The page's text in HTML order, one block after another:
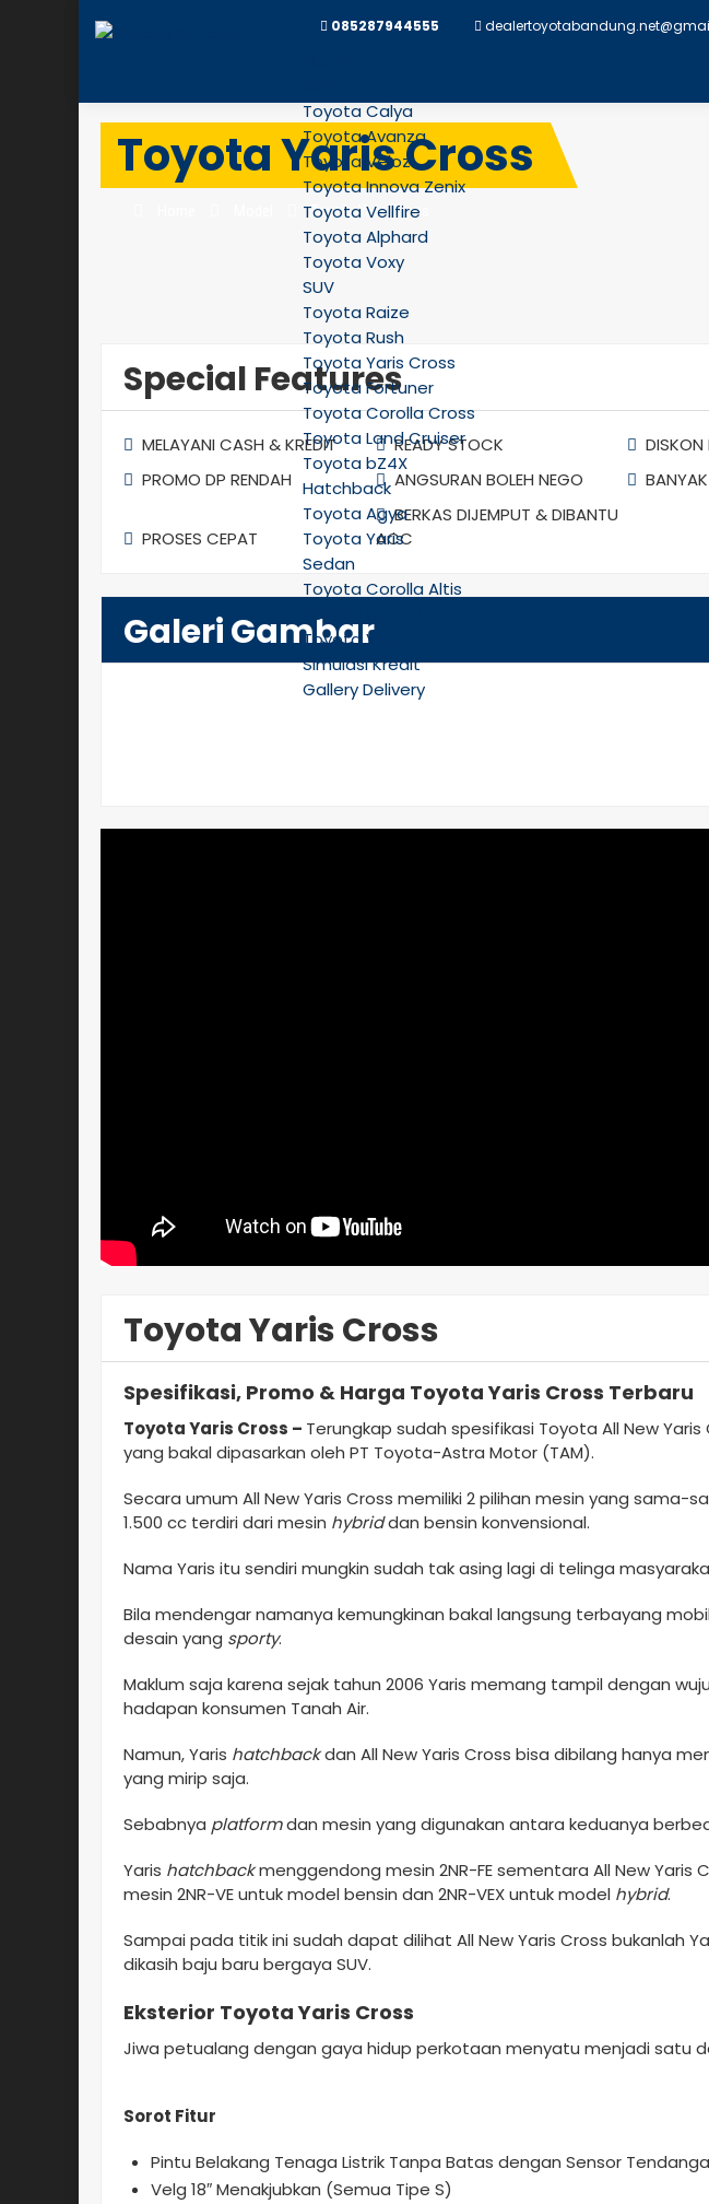
085287944555
Toyota Calya
Toyota Avanza
Toyota Veloz
Toyota Innova Zenix
Toyota Vellfire
Toyota Alphard
Toyota Voxy
SUV
Toyota Raize
Toyota Rush
Toyota Yaris Cross
Toyota Fortuner
Toyota Corolla Cross
Toyota Land Cruiser
Toyota bZ4X
Hatchback
Toyota Agya
Toyota Yaris
Sedan
Toyota Corolla Altis
Toyota Camry
Toyota Vios
Simulasi Kredit
Gallery Delivery
Toyota Yaris Cross
Toyota Yaris Cross
Special Features
MELAYANI CASH & KREDIT READY STOCK
DISKON
PROMO DP RENDAH
ANGSURAN BOLEH NEGO
PROSES CEPAT
BERKAS DIJEMPUT & DIBANTU
ACC
Galeri Gambar
Toyota Yaris Cross
Spesifikasi, Promo & Harga Toyota Yaris Cross Terbaru
Toyota Yaris Cross – Terungkap sudah spesifikasi Toyota All New Yaris
yang bakal dipasarkan oleh PT Toyota-Astra Motor (TAM).
Secara umum All New Yaris Cross memiliki 2 pilihan mesin yang sama-
1.500 cc terdiri dari mesin hybriddan bensin konvensional.
Nama Yaris itu sendiri mungkin sudah tak asing lagi di telinga
Bila mendengar namanya kemungkinan bakal langsung terbayang mobil
desain yang sporty.
Maklum saja karena sejak tahun 2006 Yaris memang tampil dengan
hadapan konsumen Tanah Air.
Namun, Yaris hatchbackdan All New Yaris Cross bisa dibilang hanya
yang mirip saja.
Sebabnya platformdan mesin yang digunakan antara keduanya
Yaris hatchbackmenggendong mesin 2NR-FE sementara All New Yaris
mesin 2NR-VE untuk model bensin dan 2NR-VEX untuk model hybrid.
Sampai pada titik ini sudah dapat dilihat All New Yaris Cross bukanlah
dikasih baju baru bergaya SUV.
Eksterior Toyota Yaris Cross
Jiwa petualang dengan gaya hidup perkotaan menyatu menjadi satu
Sorot Fitur
Pintu Belakang Tenaga Listrik Tanpa Batas dengan Sensor
Velg 18″ Menakjubkan (Semua Tipe S)